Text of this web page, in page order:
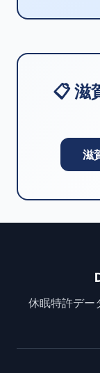
📋 滋
滋
休眠特許デー